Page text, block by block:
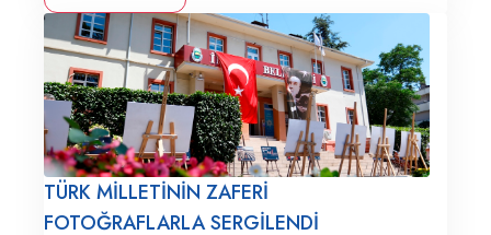
TÜRK MİLLETİNİN ZAFERİ
FOTOĞRAFLARLA SERGİLENDİ